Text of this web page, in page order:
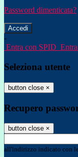
Password dimenticata?
-
Entra con SPID
Seleziona utente
button close ×
Recupero
button close ×
all'indirizzo indicato con